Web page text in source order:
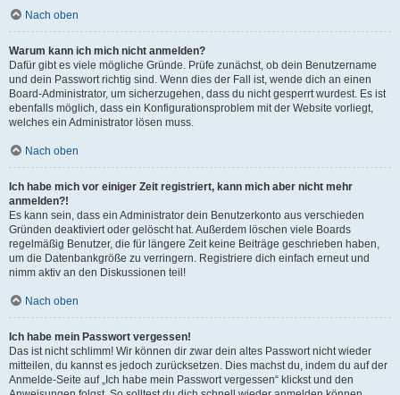
Nach oben
Warum kann ich mich nicht anmelden?
Dafür gibt es viele mögliche Gründe. Prüfe zunächst, ob dein Benutzername
und dein Passwort richtig sind. Wenn dies der Fall ist, wende dich an einen
Board-Administrator, um sicherzugehen, dass du nicht gesperrt wurdest. Es ist
ebenfalls möglich, dass ein Konfigurationsproblem mit der Website vorliegt,
welches ein Administrator lösen muss.
Nach oben
Ich habe mich vor einiger Zeit registriert, kann mich aber nicht mehr
anmelden?!
Es kann sein, dass ein Administrator dein Benutzerkonto aus verschieden
Gründen deaktiviert oder gelöscht hat. Außerdem löschen viele Boards
regelmäßig Benutzer, die für längere Zeit keine Beiträge geschrieben haben,
um die Datenbankgröße zu verringern. Registriere dich einfach erneut und
nimm aktiv an den Diskussionen teil!
Nach oben
Ich habe mein Passwort vergessen!
Das ist nicht schlimm! Wir können dir zwar dein altes Passwort nicht wieder
mitteilen, du kannst es jedoch zurücksetzen. Dies machst du, indem du auf der
Anmelde-Seite auf „Ich habe mein Passwort vergessen“ klickst und den